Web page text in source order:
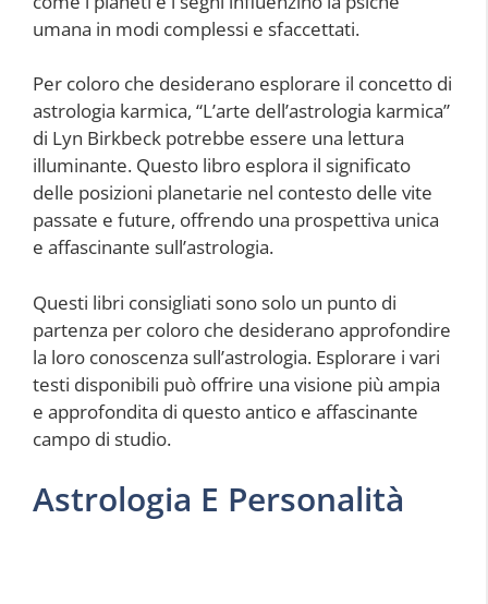
umana in modi complessi e sfaccettati.
Per coloro che desiderano esplorare il concetto di
astrologia karmica, “L’arte dell’astrologia karmica”
di Lyn Birkbeck potrebbe essere una lettura
illuminante. Questo libro esplora il significato
delle posizioni planetarie nel contesto delle vite
passate e future, offrendo una prospettiva unica
e affascinante sull’astrologia.
Questi libri consigliati sono solo un punto di
partenza per coloro che desiderano approfondire
la loro conoscenza sull’astrologia. Esplorare i vari
testi disponibili può offrire una visione più ampia
e approfondita di questo antico e affascinante
campo di studio.
Astrologia E Personalità